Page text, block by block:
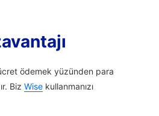
ödemek yüzünden para
Biz Wise kullanmanızı